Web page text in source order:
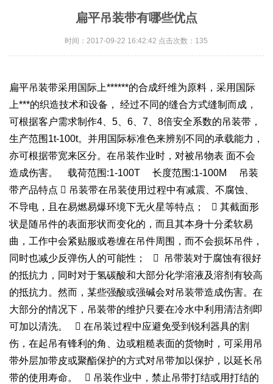
扁平吊装带有哪些优点
时间：2017-09-22 16:42:42 点击次数：135
扁平吊装带采用国际上******的合成纤维为原料，采用国际
上***的织造技术和设备， 经过不同的缝合方式缝制而成，
可根据客户需求制作4、5、6、7、8倍安全系数的吊装带，
生产范围1t-100t。并用国际标准色来辨别不同的承载能力，
亦可根据带宽来区分。在吊装作业时，对被吊物表 面不会
造成伤害。 载荷范围:1-100T 长度范围:1-100M 吊装
带产品特点  吊装带在吊装使用过程中有减震、不腐蚀、
不导电，且在易燃易爆环境下无火星等特点；  其截面形
状是随吊件的表面形状而变化的，而且其本身十分柔软易
曲，工作中会紧贴服或卷缠在吊件周围，而不会损坏吊件，
同时也减少反弹伤人的可能性；  吊带装对于腐蚀有很好
的抵抗力，同时对于氢碳酸和大部分化学溶液及溶剂有较高
的抵抗力。然而，某些强酸或强碱会对吊装带造成伤害。在
大部分的情况下，吊装带的维护只要在冷水中利用清洁剂即
可加以清洗。  在吊装过程中应避免受到锐利器具的割
伤，在起吊有锋利的角、边或粗糙表面的货物时，可采用吊
带外层加带皮或聚酯保护的方式对吊带加以保护，以延长吊
带的使用寿命。  吊装作业中，禁止吊带打结或用打结的